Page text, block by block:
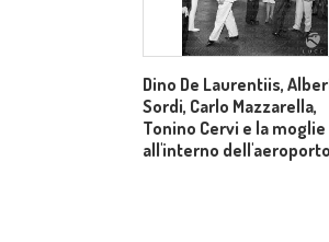
Dino De Laurentiis,
Sordi, Carlo Mazzarella,
Tonino Cervi e la moglie
all'interno dell'aeroporto